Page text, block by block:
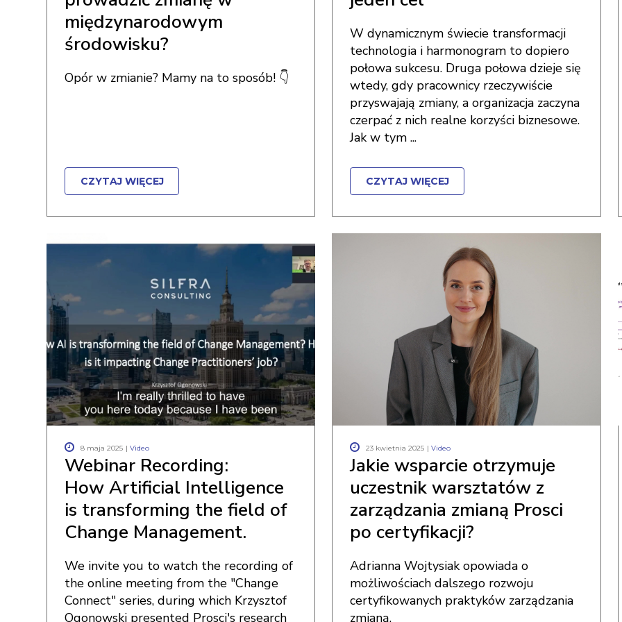
międzynarodowym
środowisku?
Opór w zmianie? Mamy na to sposób! 👇
CZYTAJ WIĘCEJ
W dynamicznym świecie transformacji
technologia i harmonogram to dopiero
połowa sukcesu. Druga połowa dzieje się
wtedy, gdy pracownicy rzeczywiście
przyswajają zmiany, a organizacja zaczyna
czerpać z nich realne korzyści biznesowe.
Jak w tym ...
CZYTAJ WIĘCEJ
8 maja 2025 | Video
Webinar Recording:
How Artificial Intelligence
is transforming the field of
Change Management.
We invite you to watch the recording of
the online meeting from the "Change
Connect" series, during which Krzysztof
Ogonowski presented Prosci's research
23 kwietnia 2025 |Video
Jakie wsparcie otrzymuje
uczestnik warsztatów z
zarządzania zmianą Prosci
po certyfikacji?
Adrianna Wojtysiak opowiada o
możliwościach dalszego rozwoju
certyfikowanych praktyków zarządzania
zmianą.